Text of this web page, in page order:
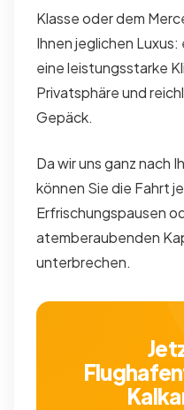
Klasse oder dem
Ihnen jeglichen
eine leistungsstarke
Privatsphäre und
Gepäck.
Da wir uns ganz nach
können Sie die Fahrt
Erfrischungspausen
atemberaubenden
unterbrechen.